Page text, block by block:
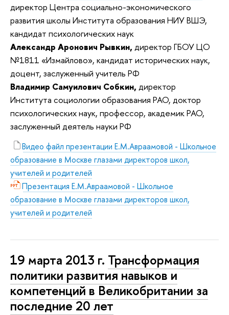
директор Центра социально-экономического
развития школы Института образования НИУ ВШЭ,
кандидат психологических наук
Александр Аронович Рывкин,директор ГБОУ ЦО
№1811 «Измайлово», кандидат исторических наук,
доцент, заслуженный учитель РФ
Владимир Самуилович Собкин,директор
Института социологии образования РАО, доктор
психологических наук, профессор, академик РАО,
заслуженный деятель науки РФ
Видео файл презентации Е.М.Авраамовой - Школьное
образование в Москве глазами директоров школ,
учителей и родителей
Презентация Е.М.Авраамовой - Школьное
образование в Москве глазами директоров школ,
учителей и родителей
19 марта 2013 г. Трансформация
политики развития навыков и
компетенций в Великобритании за
последние 20 лет